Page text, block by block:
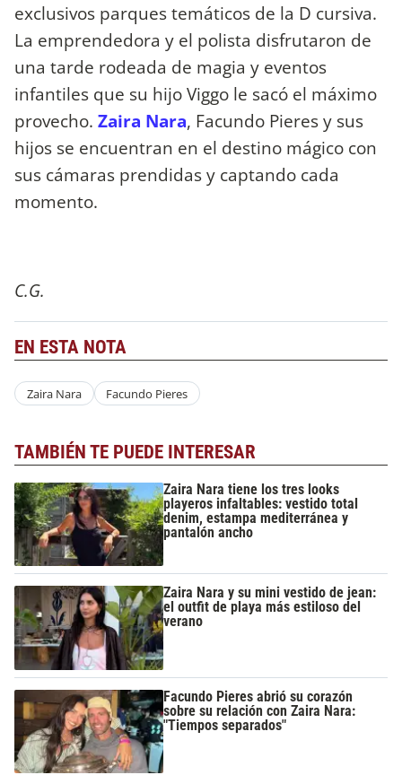
exclusivos parques temáticos de la D cursiva.
La emprendedora y el polista disfrutaron de
una tarde rodeada de magia y eventos
infantiles que su hijo Viggo le sacó el máximo
provecho. Zaira Nara, Facundo Pieres y sus
hijos se encuentran en el destino mágico con
sus cámaras prendidas y captando cada
momento.
C.G.
EN ESTA NOTA
Zaira Nara Facundo Pieres
TAMBIÉN TE PUEDE INTERESAR
Zaira Nara tiene los tres looks
playeros infaltables: vestido total
denim, estampa mediterránea y
pantalón ancho
Zaira Nara y su mini vestido de jean:
el outfit de playa más estiloso del
verano
Facundo Pieres abrió su corazón
sobre su relación con Zaira Nara:
"Tiempos separados"